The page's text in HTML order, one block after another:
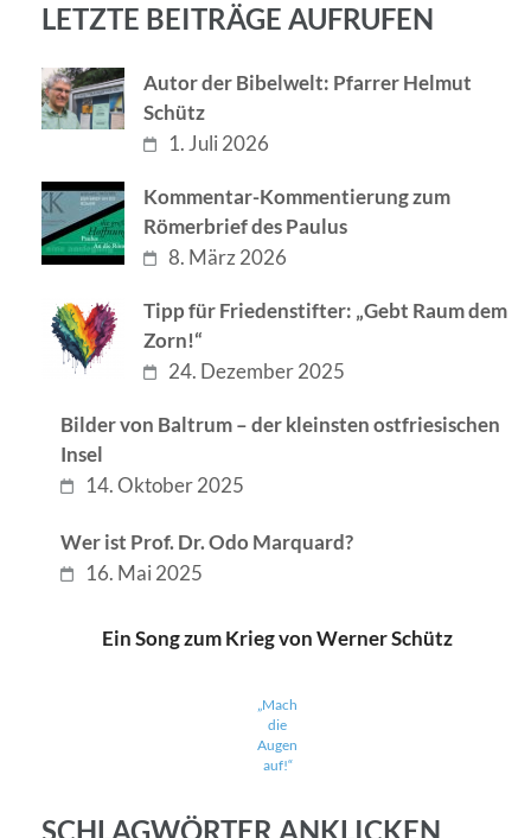
LETZTE BEITRÄGE AUFRUFEN
Autor der Bibelwelt: Pfarrer Helmut
Schütz
1. Juli 2026
Kommentar-Kommentierung zum
Römerbrief des Paulus
8. März 2026
Tipp für Friedenstifter: „Gebt Raum dem
Zorn!“
24. Dezember 2025
Bilder von Baltrum – der kleinsten ostfriesischen
Insel
14. Oktober 2025
Wer ist Prof. Dr. Odo Marquard?
16. Mai 2025
Ein Song zum Krieg von Werner Schütz
„Mach
die
Augen
auf!“
SCHLAGWÖRTER ANKLICKEN